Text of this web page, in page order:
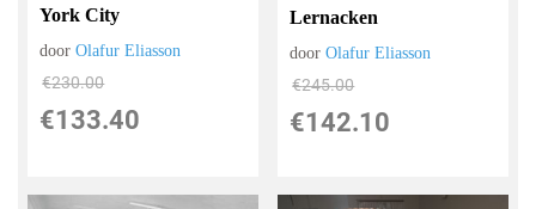
York City
doorOlafur Eliasson
€230.00
€133.40
Lernacken
doorOlafur Eliasson
€245.00
€142.10